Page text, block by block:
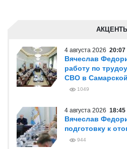
АКЦЕНТЫ
4 августа 2026 20:07
Вячеслав
работу по
СВО в
1049
4 августа 2026 18:45
Вячеслав
подготовку к
944